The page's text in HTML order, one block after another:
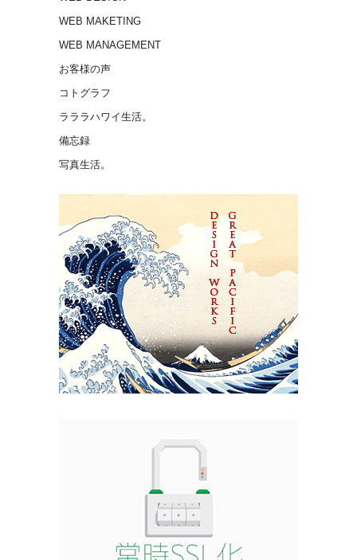
WEB MAKETING
WEB MANAGEMENT
お客様の声
コトグラフ
ラララハワイ生活。
備忘録
写真生活。